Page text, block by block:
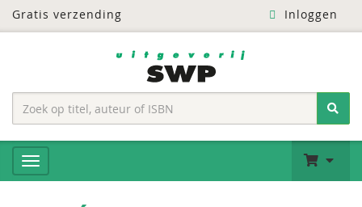
Gratis verzending Inloggen